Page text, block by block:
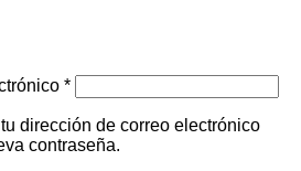
*Obligatorio
dirección de correo electrónico
contraseña.